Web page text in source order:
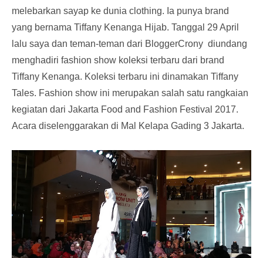
melebarkan sayap ke dunia clothing. Ia punya brand
yang bernama Tiffany Kenanga Hijab. Tanggal 29 April
lalu saya dan teman-teman dari BloggerCrony diundang
menghadiri fashion show koleksi terbaru dari brand
Tiffany Kenanga. Koleksi terbaru ini dinamakan Tiffany
Tales. Fashion show ini merupakan salah satu rangkaian
kegiatan dari Jakarta Food and Fashion Festival 2017.
Acara diselenggarakan di Mal Ke lapa Gading 3 Jakarta.